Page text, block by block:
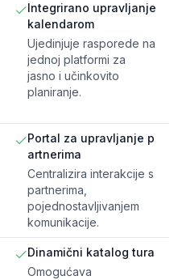
Integrirano upravljanje
kalendarom
Ujedinjuje rasporede na
jednoj platformi za
jasno i učinkovito
planiranje.
Portal za upravljanje p
artnerima
Centralizira interakcije s
partnerima,
pojednostavljivanjem
komunikacije.
Dinamični katalog tura
Omogućava